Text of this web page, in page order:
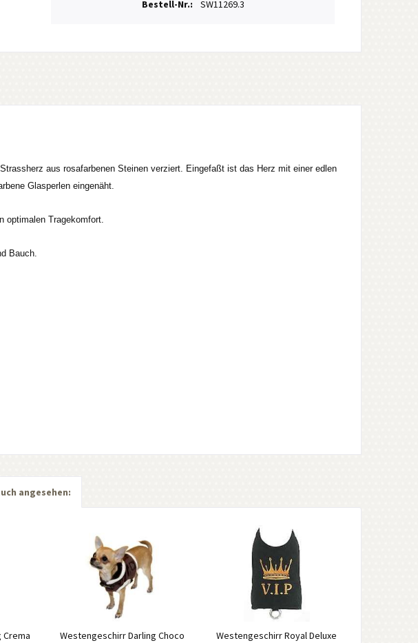
Bestell-Nr.: SW11269.3
aus rosafarbenen Steinen verziert. Eingefaßt ist das Herz mit einer edlen
Glasperlen eingenäht.
optimalen Tragekomfort.
Bauch.
angesehen:
Westengeschirr Darling Choco Westengeschirr Royal Deluxe